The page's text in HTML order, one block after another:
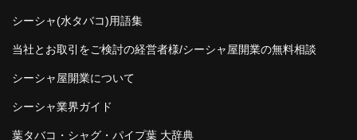
シーシャ(水タバコ)用語集
当社とお取引をご検討の経営者様/シーシャ屋開業の無料相談
シーシャ屋開業について
シーシャ業界ガイド
葉タバコ・シャグ・パイプ葉 大辞典